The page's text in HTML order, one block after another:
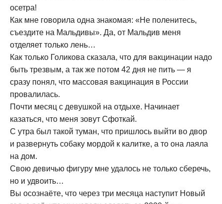
осетра!
Как мне говорила одна знакомая: «Не поленитесь,
съездите на Мальдивы». Да, от Мальдив меня
отделяет только лень…
Как только Голикова сказала, что для вакцинации надо
быть трезвым, а так же потом 42 дня не пить — я
сразу понял, что массовая вакцинация в России
провалилась.
Почти месяц с девушкой на отдыхе. Начинает
казаться, что меня зовут Сфоткай.
С утра был такой туман, что пришлось выйти во двор
и развернуть собаку мордой к калитке, а то она лаяла
на дом.
Свою девичью фигуру мне удалось не только сберечь,
но и удвоить…
Вы осознаёте, что через три месяца наступит Новый